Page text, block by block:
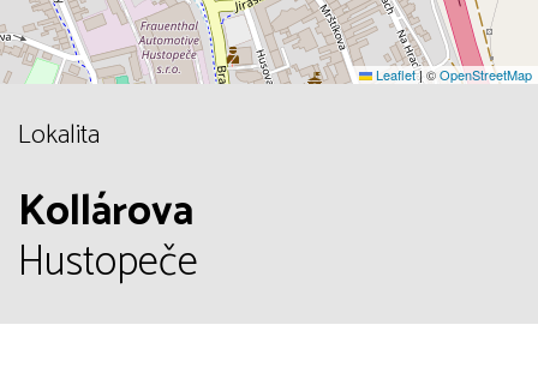
Leaflet|©OpenStreetMap
Lokalita
Kollárova
Hustopeče